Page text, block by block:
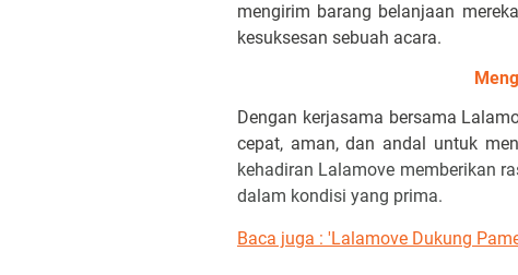
mengirim barang belanjaan
kesuksesan sebuah acara.
Dengan kerjasama bersama
cepat, aman, dan andal untuk
kehadiran Lalamove memberikan
dalam kondisi yang prima.
Baca juga : 'Lalamove Dukung